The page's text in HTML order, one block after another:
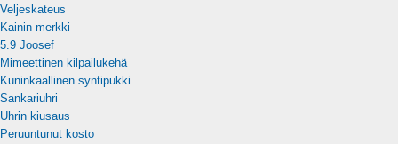
Veljeskateus
Kainin merkki
5.9 Joosef
Mimeettinen kilpailukehä
Kuninkaallinen syntipukki
Sankariuhri
Uhrin kiusaus
Peruuntunut kosto